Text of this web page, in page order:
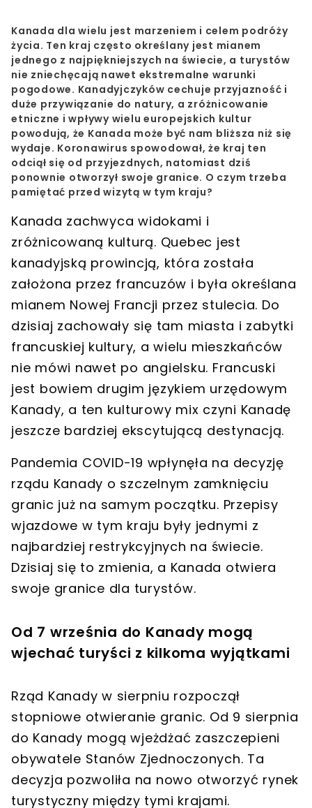
Kanada dla wielu jest marzeniem i celem podróży
życia. Ten kraj często określany jest mianem
jednego z najpiękniejszych na świecie, a turystów
nie zniechęcają nawet ekstremalne warunki
pogodowe. Kanadyjczyków cechuje przyjazność i
duże przywiązanie do natury, a zróżnicowanie
etniczne i wpływy wielu europejskich kultur
powodują, że Kanada może być nam bliższa niż się
wydaje. Koronawirus spowodował, że kraj ten
odciął się od przyjezdnych, natomiast dziś
ponownie otworzył swoje granice. O czym trzeba
pamiętać przed wizytą w tym kraju?
Kanada zachwyca widokami i
zróżnicowaną kulturą. Quebec jest
kanadyjską prowincją, która została
założona przez francuzów i była określana
mianem Nowej Francji przez stulecia. Do
dzisiaj zachowały się tam miasta i zabytki
francuskiej kultury, a wielu mieszkańców
nie mówi nawet po angielsku. Francuski
jest bowiem drugim językiem urzędowym
Kanady, a ten kulturowy mix czyni Kanadę
jeszcze bardziej ekscytującą destynacją.
Pandemia COVID-19 wpłynęła na decyzję
rządu Kanady o szczelnym zamknięciu
granic już na samym początku. Przepisy
wjazdowe w tym kraju były jednymi z
najbardziej restrykcyjnych na świecie.
Dzisiaj się to zmienia, a Kanada otwiera
swoje granice dla turystów.
Od 7 września do Kanady mogą
wjechać turyści z kilkoma wyjątkami
Rząd Kanady w sierpniu rozpoczął
stopniowe otwieranie granic. Od 9 sierpnia
do Kanady mogą wjeżdżać zaszczepieni
obywatele Stanów Zjednoczonych. Ta
decyzja pozwoliła na nowo otworzyć rynek
turystyczny między tymi krajami.